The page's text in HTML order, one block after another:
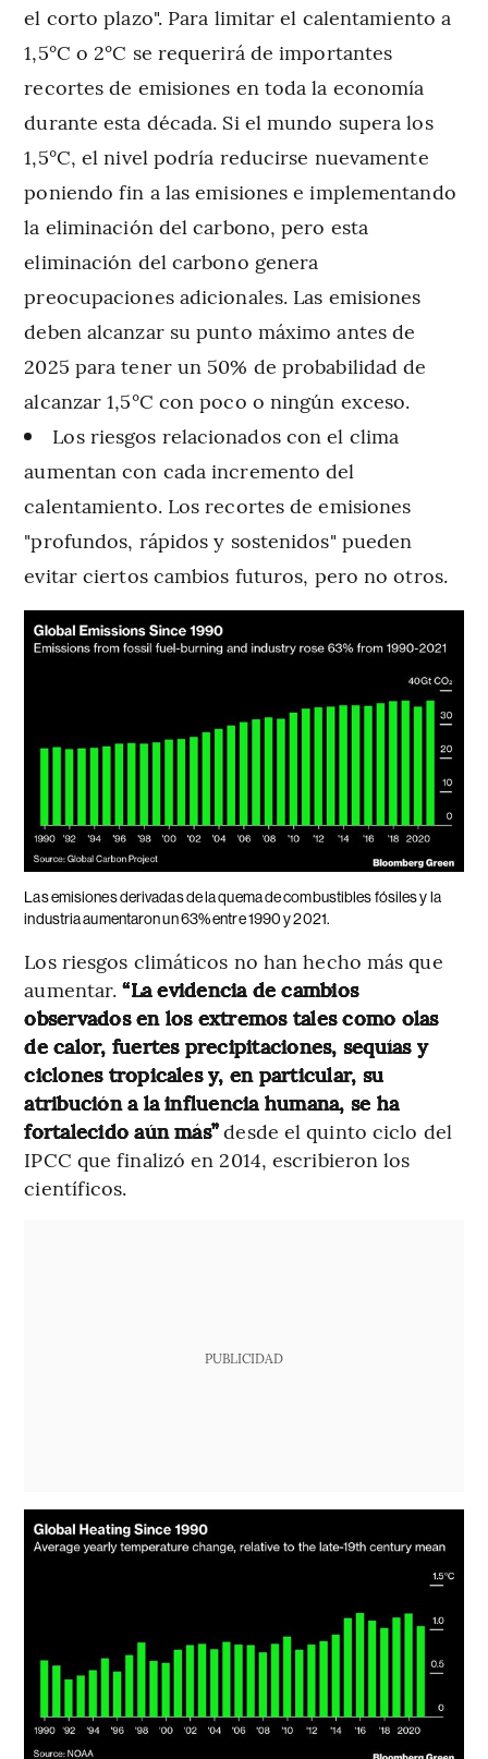
el corto plazo". Para limitar el calentamiento a
1,5°C o 2°C se requerirá de importantes
recortes de emisiones en toda la economía
durante esta década. Si el mundo supera los
1,5°C, el nivel podría reducirse nuevamente
poniendo fin a las emisiones e implementando
la eliminación del carbono, pero esta
eliminación del carbono genera
preocupaciones adicionales. Las emisiones
deben alcanzar su punto máximo antes de
2025 para tener un 50% de probabilidad de
alcanzar 1,5°C con poco o ningún exceso.
Los riesgos relacionados con el clima
aumentan con cada incremento del
calentamiento. Los recortes de emisiones
"profundos, rápidos y sostenidos" pueden
evitar ciertos cambios futuros, pero no otros.
Las emisiones derivadas de la quema de combustibles fósiles y la
industria aumentaron un 63% entre 1990 y 2021.
Los riesgos climáticos no han hecho más que
aumentar.“La evidencia de cambios
observados en los extremos tales como olas
de calor, fuertes precipitaciones, sequías y
ciclones tropicales y, en particular, su
atribución a la influencia humana, se ha
fortalecido aún más”desde el quinto ciclo del
IPCC que finalizó en 2014, escribieron los
científicos.
PUBLICIDAD